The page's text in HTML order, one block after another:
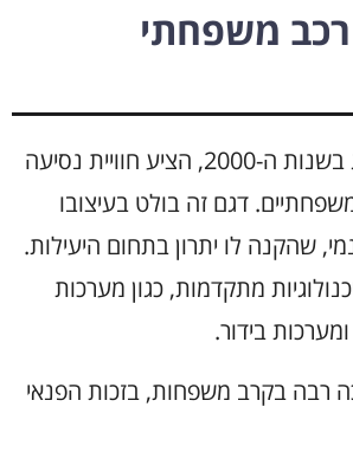
407: רכב משפחתי
הפיג'ו 407, שהוצג בשנות ה-2000, הציע חוויית נסיעה
דגם זה בולט בעיצובו
שהקנה לו יתרון בתחום היעילות.
מתקדמות, כגון מערכות
בידור.
רבה בקרב משפחות, בזכות הפנאי